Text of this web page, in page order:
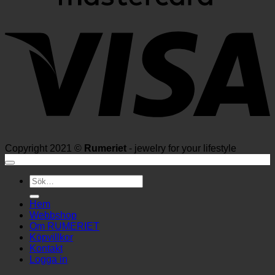
Copyright 2021 © Rumeriet - jewelry for your lifestyle
Sök
efter:
Hem
Webbshop
Om RUMERIET
Köpvillkor
Kontakt
Logga in